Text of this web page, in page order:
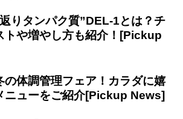
りタンパク質”DEL-1とは？チ
トや増やし方も紹介！
の体調管理フェア！カラダに嬉
ニューをご紹介